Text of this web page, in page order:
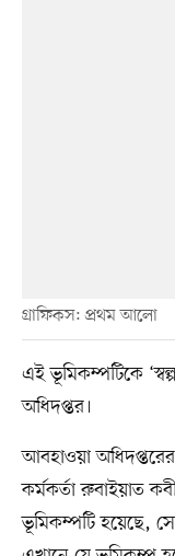
গ্রাফিকস: প্রথম আলো
এই ভূমিকম্পটিকে
অধিদপ্তর।
আবহাওয়া অধিদপ্তরের
কর্মকর্তা রুবাইয়াত
ভূমিকম্পটি হয়েছে,